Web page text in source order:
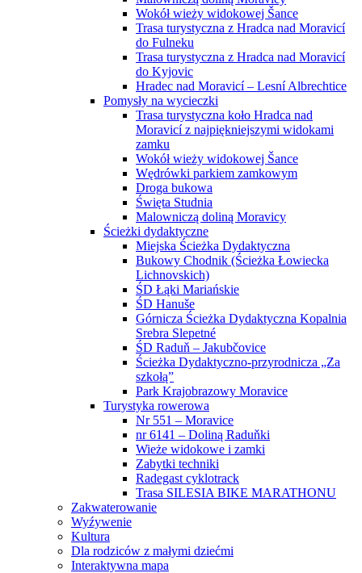
Wokół wieży widokowej Šance
Trasa turystyczna z Hradca nad Moravicí
do Fulneku
Trasa turystyczna z Hradca nad Moravicí
do Kyjovic
Hradec nad Moravicí – Lesní Albrechtice
Pomysły na wycieczki
Trasa turystyczna koło Hradca nad
Moravicí z najpiękniejszymi widokami
zamku
Wokół wieży widokowej Šance
Wędrówki parkiem zamkowym
Droga bukowa
Święta Studnia
Malowniczą doliną Moravicy
Ścieżki dydaktyczne
Miejska Ścieżka Dydaktyczna
Bukowy Chodnik (Ścieżka Łowiecka
Lichnovskich)
ŚD Łąki Mariańskie
ŚD Hanuše
Górnicza Ścieżka Dydaktyczna Kopalnia
Srebra Slepetné
ŚD Raduň – Jakubčovice
Ścieżka Dydaktyczno-przyrodnicza „Za
szkołą”
Park Krajobrazowy Moravice
Turystyka rowerowa
Nr 551 – Moravice
nr 6141 – Doliną Raduňki
Wieże widokowe i zamki
Zabytki techniki
Radegast cyklotrack
Trasa SILESIA BIKE MARATHONU
Zakwaterowanie
Wyźywenie
Kultura
Dla rodziców z małymi dziećmi
Interaktywna mapa